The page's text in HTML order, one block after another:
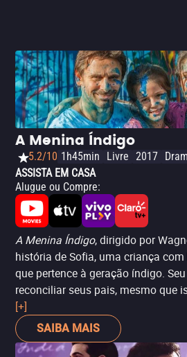
A Menina Índigo
5.2/10 1h45min Livre 2017
ASSISTA EM CASA
Alugue ou Compre:
A Menina Índigo, dirigido por
história de Sofia, uma criança
que pertence à geração índigo.
reconciliar seus pais, mesmo que
suas vidas completamente. O filme
uma família tentando entender e
habilidades únicas de Sofia
[+]
SAIBA MAIS